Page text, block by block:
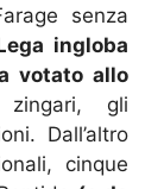
senza
ingloba
votato allo
gli
Dall’altro
cinque